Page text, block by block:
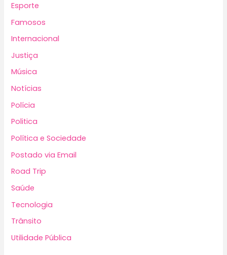
Esporte
Famosos
Internacional
Justiça
Música
Notícias
Polícia
Politica
Política e Sociedade
Postado via Email
Road Trip
Saúde
Tecnologia
Trânsito
Utilidade Pública